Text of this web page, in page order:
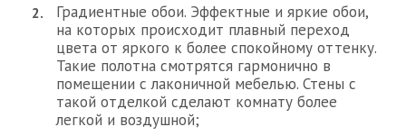
Градиентные обои. Эффектные и яркие обои,
на которых происходит плавный переход
цвета от яркого к более спокойному оттенку.
Такие полотна смотрятся гармонично в
помещении с лаконичной мебелью. Стены с
такой отделкой сделают комнату более
легкой и воздушной;